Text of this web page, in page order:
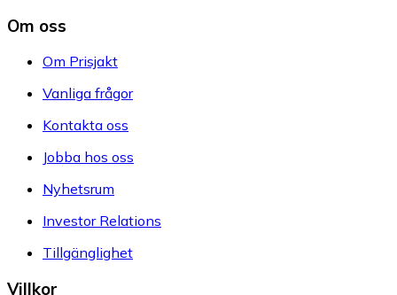
Om oss
Om Prisjakt
Vanliga frågor
Kontakta oss
Jobba hos oss
Nyhetsrum
Investor Relations
Tillgänglighet
Villkor